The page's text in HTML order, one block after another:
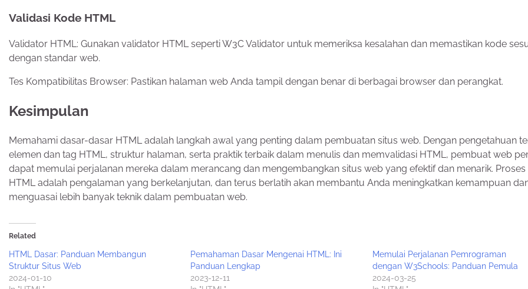
Validasi Kode HTML
Validator HTML: Gunakan validator HTML seperti W3C Validator untuk memeriksa kesalahan dan memastikan kode
dengan standar web.
Tes Kompatibilitas Browser: Pastikan halaman web Anda tampil dengan benar di berbagai browser dan perangkat.
Kesimpulan
Memahami dasar-dasar HTML adalah langkah awal yang penting dalam pembuatan situs web. Dengan pengetahuan
elemen dan tag HTML, struktur halaman, serta praktik terbaik dalam menulis dan memvalidasi HTML, pembuat web
dapat memulai perjalanan mereka dalam merancang dan mengembangkan situs web yang efektif dan menarik.
HTML adalah pengalaman yang berkelanjutan, dan terus berlatih akan membantu Anda meningkatkan kemampuan
menguasai lebih banyak teknik dalam pembuatan web.
Related
HTML Dasar: Panduan Membangun
Struktur Situs Web
2024-01-10
Pemahaman Dasar Mengenai HTML: Ini
Panduan Lengkap
2023-12-11
Memulai Perjalanan Pemrograman
dengan W3Schools: Panduan Pemula
2024-03-25